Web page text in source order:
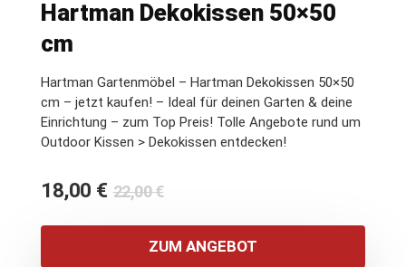
Hartman Dekokissen 50×50
cm
Hartman Gartenmöbel – Hartman Dekokissen 50×50
cm – jetzt kaufen! – Ideal für deinen Garten & deine
Einrichtung – zum Top Preis! Tolle Angebote rund um
Outdoor Kissen > Dekokissen entdecken!
22,00€Ursprünglicher
war:
22,00 €
18,00 €
Aktueller
ist:
18,00 €.
ZUM ANGEBOT